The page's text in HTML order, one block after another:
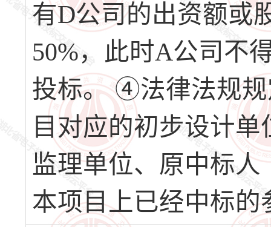
有D公司的出资额或
50%，此时A公司不
投标。 ④法律法规规
目对应的初步设计
监理单位、原中标
本项目上已经中标